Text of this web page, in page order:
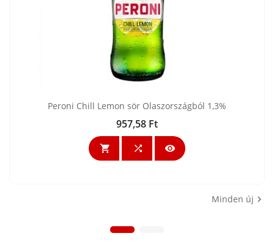
Peroni Chill Lemon sör Olaszországból 1,3%
Ár
957,58 Ft
  
Minden új 